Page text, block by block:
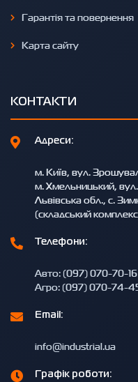
Гарантія та повернення
Карта сайту
КОНТАКТИ
Адреси:
м. Київ, вул.
м. Хмельницький,
Львівська обл., с.
(складський
Телефони:
Авто: (097) 070-70-16
Агро: (097) 070-74-
Email:
info@industrial.ua
Графік роботи: